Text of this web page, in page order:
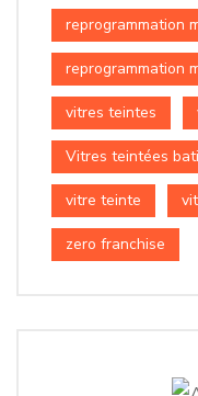
reprogrammation
reprogrammation
vitres teintes
Vitres teintées
vitre teinte
zero franchise